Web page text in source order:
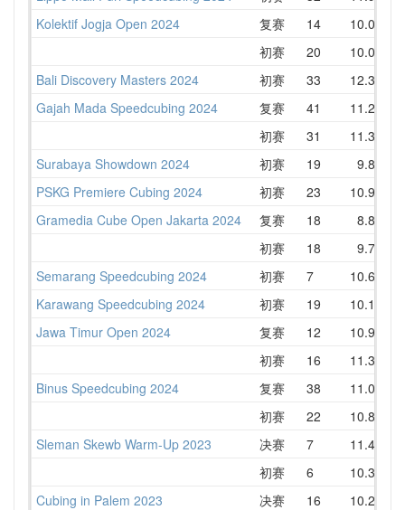
Kolektif Jogja Open 2024
复赛 14 10.02
初赛
20 10.01
Bali Discovery Masters 2024
初赛 33 12.30
Gajah Mada Speedcubing 2024
复赛 41 11.26
初赛
31 11.31
Surabaya Showdown 2024
初赛 19 9.87
PSKG Premiere Cubing 2024
初赛 23 10.94
Gramedia Cube Open Jakarta 2024
复赛 18 8.87
初赛
18 9.76
Semarang Speedcubing 2024
初赛 7 10.67
Karawang Speedcubing 2024
初赛 19 10.15
Jawa Timur Open 2024
复赛 12 10.92
初赛
16 11.35
Binus Speedcubing 2024
复赛 38 11.06
初赛
22 10.89
Sleman Skewb Warm-Up 2023
决赛 7 11.46
初赛
6 10.39
Cubing in Palem 2023
决赛 16 10.25